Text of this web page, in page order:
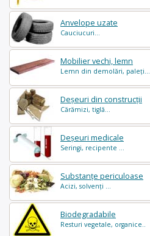
Anvelope uzate
Cauciucuri...
Mobilier vechi, lemn
Lemn din demolări, paleți...
Deșeuri din construcții
Cărămizi, tiglă...
Deșeuri medicale
Seringi, recipente ...
Substanțe periculoase
Acizi, solvenți ...
Biodegradabile
Resturi vegetale, organice..